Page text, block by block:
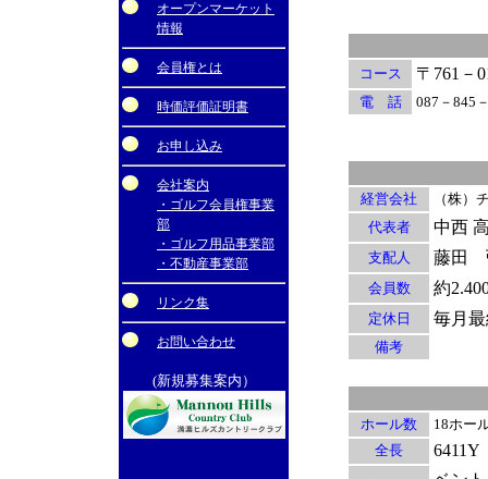
オープンマーケット
情報
会員権とは
時価評価証明書
お申し込み
会社案内
・ゴルフ会員権事業
部
・ゴルフ用品事業部
・不動産事業部
リンク集
お問い合わせ
(新規募集案内）
コース 〒761－
電 話 087－845
経営会社
（株）
代表者
中西
支配人 藤田
会員数 約
定休日 毎月
備考
ホール数
18ホー
全長
6411Y